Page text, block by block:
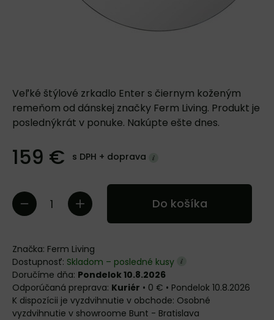
Veľké štýlové zrkadlo Enter s čiernym koženým
remeňom od dánskej značky Ferm Living. Produkt je
poslednýkrát v ponuke. Nakúpte ešte dnes.
159 € s DPH + doprava
Do košíka
Značka: Ferm Living
Dostupnosť: Skladom – posledné kusy
Doručíme dňa: Pondelok 10.8.2026
Kuriér • 0 € • Pondelok 10.8.2026
Osobné
vyzdvihnutie v showroome Bunt - Bratislava